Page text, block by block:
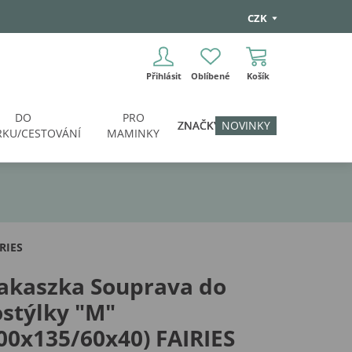
CZK
Přihlásit Oblíbené Košík
DO
CESTOVÁNÍ
PRO
MAMINKY
ZNAČKY NOVINKY
Souprava do
"M"
60x40) FAIRIES